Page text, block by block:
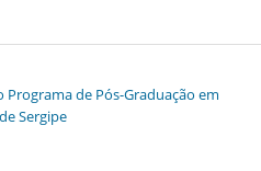
Programa de Pós-Graduação em
Sergipe